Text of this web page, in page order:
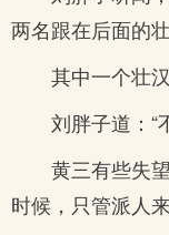
两名跟在后面的壮
其中一个壮
刘胖子道：“
黄三有些失
时候，只管派人